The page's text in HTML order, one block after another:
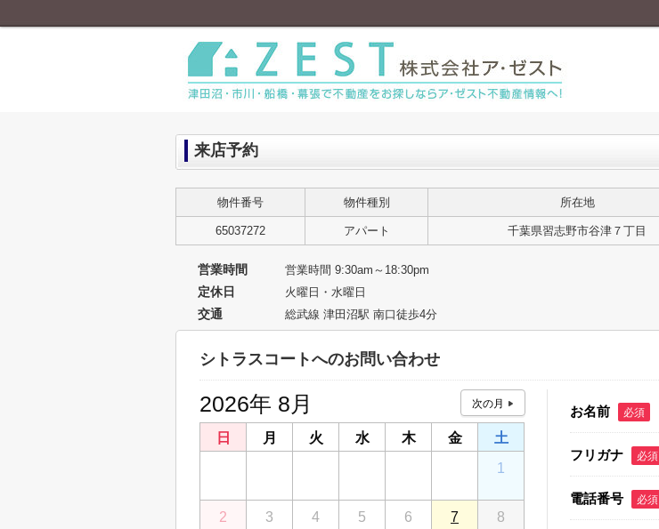
来店予約
物件番号 物件種別 所在地
65037272 アパート 千葉県習志野市谷津７丁目
営業時間 営業時間 9:30am～18:30pm
定休日 火曜日・水曜日
交通 総武線 津田沼駅 南口徒歩4分
シトラスコートへのお問い合わせ
2026年 8月
日 月 火 水 木 金
土
1
2 3 4 5 6 7 8
お名前 必須
フリガナ 必須
電話番号 必須